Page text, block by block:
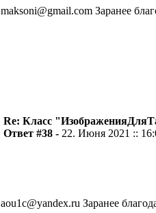
maksoni@gmail.com Заранее
Re: Класс
Ответ #38 - 22. Июня 2021 ::
aou1c@yandex.ru Заранее